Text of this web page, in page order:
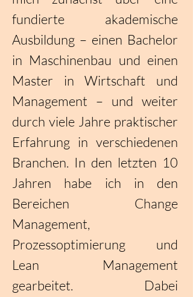
fundierte akademische
Ausbildung – einen Bachelor
in Maschinenbau und einen
Master in Wirtschaft und
Management – und weiter
durch viele Jahre praktischer
Erfahrung in verschiedenen
Branchen. In den letzten 10
Jahren habe ich in den
Bereichen Change
Management,
Prozessoptimierung und
Lean Management
gearbeitet. Dabei